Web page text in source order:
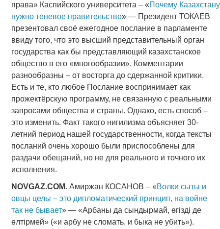
права» Каспийского университета – «Почему Казахстану
нужно теневое правительство» — Президент ТОКАЕВ
презентовал своё ежегодное послание в парламенте
ввиду того, что это высший представительный орган
государства как бы представляющий казахстанское
общество в его «многообразии». Комментарии
разнообразны – от восторга до сдержанной критики.
Есть и те, кто любое Послание воспринимает как
прожектёрскую программу, не связанную с реальными
запросами общества и страны. Однако, есть способ –
это изменить. Факт такого нигилизма объясняет 30-
летний период нашей государственности, когда тексты
посланий очень хорошо были приспособлены для
раздачи обещаний, но не для реального и точного их
исполнения.
NOVGAZ.COM. Амиржан КОСАНОВ – «Волки сыты и
овцы целы – это дипломатический принцип, на войне
так не бывает» — «Арбаны да сындырмай, өгізді де
өлтірмей» («и арбу не сломать, и быка не убить»).